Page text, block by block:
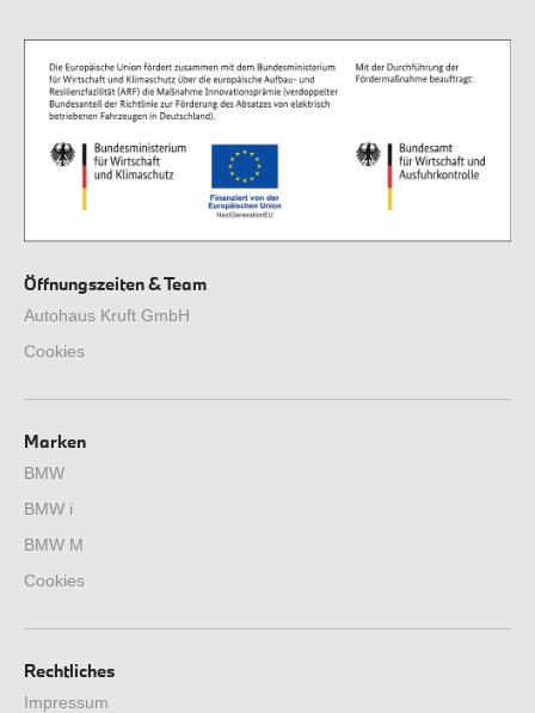
Öffnungszeiten & Team
Autohaus Kruft GmbH
Cookies
Marken
BMW
BMW i
BMW M
Cookies
Rechtliches
Impressum